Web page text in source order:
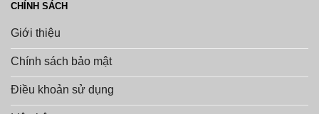
CHÍNH SÁCH
Giới thiệu
Chính sách bảo mật
Điều khoản sử dụng